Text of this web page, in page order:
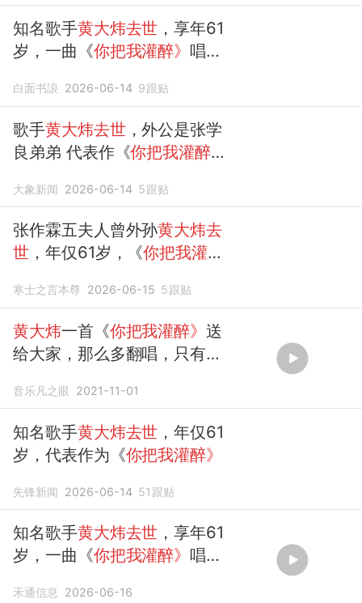
知名歌手黄大炜去世 ，享年61
岁，一曲《你把我灌醉》唱红
白面书誏 2026-06-14 9跟贴
歌手黄大炜去世，外公是张学
良弟弟 代表作《你把我灌醉》
大象新闻 2026-06-14 5跟贴
张作霖五夫人曾外孙黄大炜去
世 ，年仅61岁，《你把我灌
寒士之言本尊 2026-06-15 5跟贴
黄大炜一首《你把我灌醉》 送
给大家，那么多翻唱，只有原
音乐凡之眼 2021-11-01
知名歌手黄大炜去世 ，年仅61
岁，代表作为《你把我灌醉》
先锋新闻 2026-06-14 51 跟贴
知名歌手黄大炜去世 ，享年61
岁，一曲《你把我灌醉》唱红
禾通信息 2026-06-16